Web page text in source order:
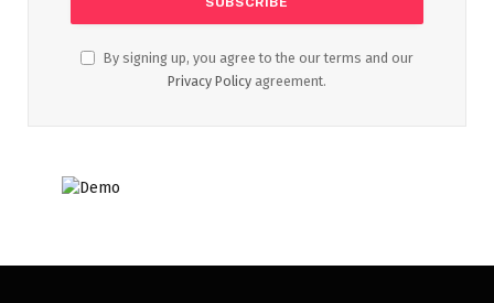
By signing up, you agree to the our terms and our
Privacy Policy agreement.